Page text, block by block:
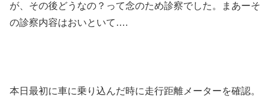
が、その後どうなの？って念のため診察でした。まあーそ
の診察内容はおいといて….
本日最初に車に乗り込んだ時に走行距離メーターを確認。